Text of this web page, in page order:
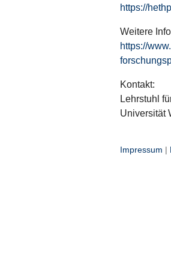
https://
Weitere
https://
Kontakt:
Lehrstuhl
Universität
Impressum |